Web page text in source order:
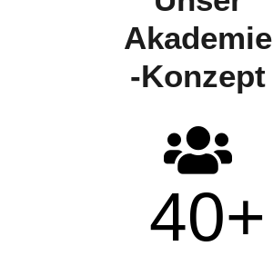
Akademie
-Konzept
40+